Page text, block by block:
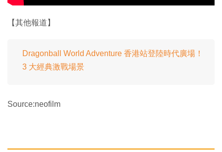
【其他報道】
Dragonball World Adventure 香港站登陸時代廣場！
3 大經典激戰場景
Source:neofilm